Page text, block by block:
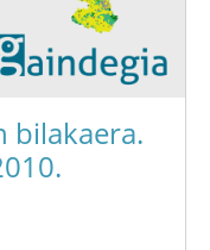
bilakaera.